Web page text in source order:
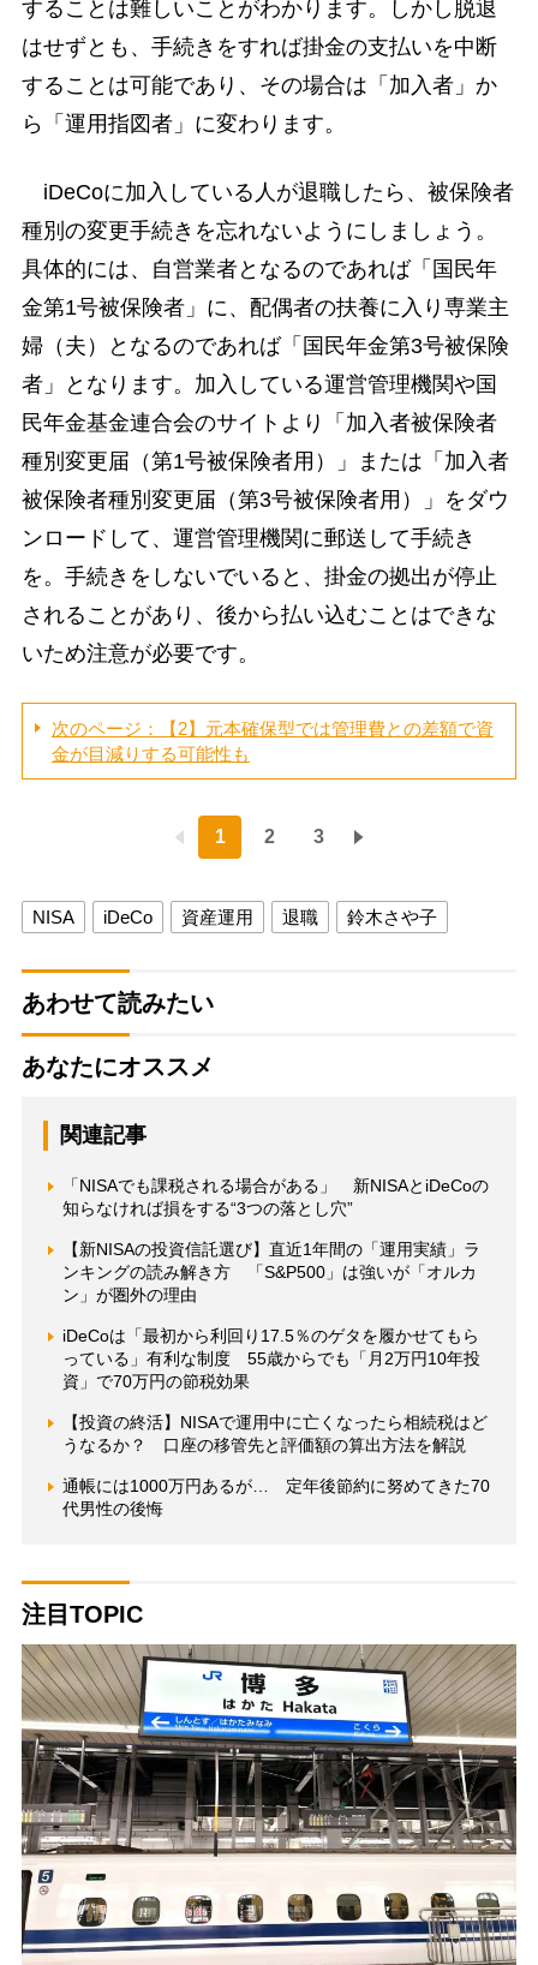
することは難しいことがわかります。しかし脱退
はせずとも、手続きをすれば掛金の支払いを中断
することは可能であり、その場合は「加入者」か
ら「運用指図者」に変わります。
iDeCoに加入している人が退職したら、被保険者
種別の変更手続きを忘れないようにしましょう。
具体的には、自営業者となるのであれば「国民年
金第1号被保険者」に、配偶者の扶養に入り専業主
婦（夫）となるのであれば「国民年金第3号被保険
者」となります。加入している運営管理機関や国
民年金基金連合会のサイトより「加入者被保険者
種別変更届（第1号被保険者用）」または「加入者
被保険者種別変更届（第3号被保険者用）」をダウ
ンロードして、運営管理機関に郵送して手続き
を。手続きをしないでいると、掛金の拠出が停止
されることがあり、後から払い込むことはできな
いため注意が必要です。
次のページ：【2】元本確保型では管理費との差額で資
金が目減りする可能性も
1 2 3
NISA iDeCo 資産運用 退職 鈴木さや子
あわせて読みたい
あなたにオススメ
関連記事
「NISAでも課税される場合がある」 新NISAとiDeCoの
知らなければ損をする“3つの落とし穴”
【新NISAの投資信託選び】直近1年間の「運用実績」ラ
ンキングの読み解き方 「S&P500」は強いが「オルカ
ン」が圏外の理由
iDeCoは「最初から利回り17.5％のゲタを履かせてもら
っている」有利な制度 55歳からでも「月2万円10年投
資」で70万円の節税効果
【投資の終活】NISAで運用中に亡くなったら相続税はど
うなるか？ 口座の移管先と評価額の算出方法を解説
通帳には1000万円あるが… 定年後節約に努めてきた70
代男性の後悔
注目TOPIC